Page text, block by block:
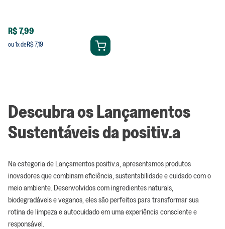
R$ 7,99
ou1x deR$ 7,19
Descubra os Lançamentos
Sustentáveis da positiv.a
Na categoria de Lançamentos positiv.a, apresentamos produtos
inovadores que combinam eficiência, sustentabilidade e cuidado com o
meio ambiente. Desenvolvidos com ingredientes naturais,
biodegradáveis e veganos, eles são perfeitos para transformar sua
rotina de limpeza e autocuidado em uma experiência consciente e
responsável.